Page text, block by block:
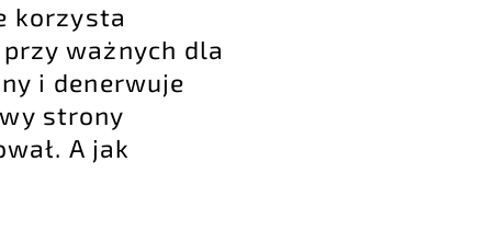
korzysta
ważnych dla
i denerwuje
strony
A jak